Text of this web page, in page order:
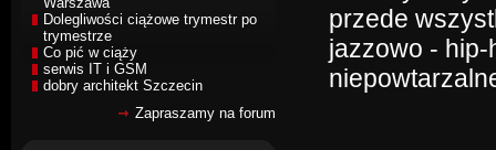
Dolegliwości ciążowe trymestr po
trymestrze
Co pić w ciąży
serwis IT i GSM
dobry architekt Szczecin
Zapraszamy na forum
przede
jazzowo - hip-